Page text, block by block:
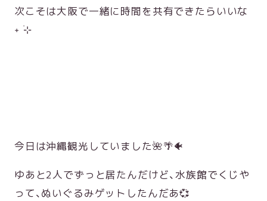
次こそは大阪で一緒に時間を共有できたらいいな
˖ ࣪⊹
今日は沖縄観光していました🌺🌴🐠
ゆあと2人でずっと居たんだけど、水族館でくじや
って、ぬいぐるみゲットしたんだあ💞